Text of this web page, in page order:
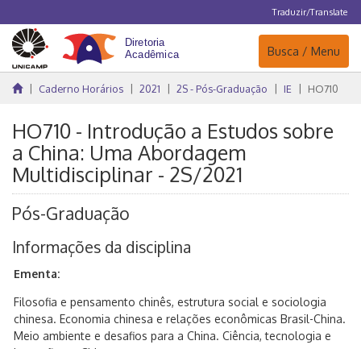
Traduzir/Translate
Navegação
Busca / Menu
Caderno Horários 2021 2S - Pós-Graduação IE HO710
HO710 - Introdução a Estudos sobre
a China: Uma Abordagem
Multidisciplinar - 2S/2021
Pós-Graduação
Informações da disciplina
Ementa:
Filosofia e pensamento chinês, estrutura social e sociologia
chinesa. Economia chinesa e relações econômicas Brasil-China.
Meio ambiente e desafios para a China. Ciência, tecnologia e